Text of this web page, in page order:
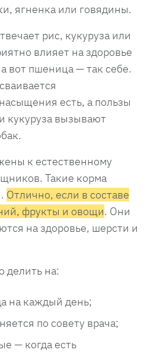
ягненка или говядины.
рис, кукуруза или
влияет на здоровье
вот пшеница — так себе.
есть, а пользы
кукуруза вызывают
к естественному
Такие корма
Отлично, если в составе
фрукты и овощи. Они
на здоровье, шерсти и
делить на:
на каждый день;
по совету врача;
— когда есть